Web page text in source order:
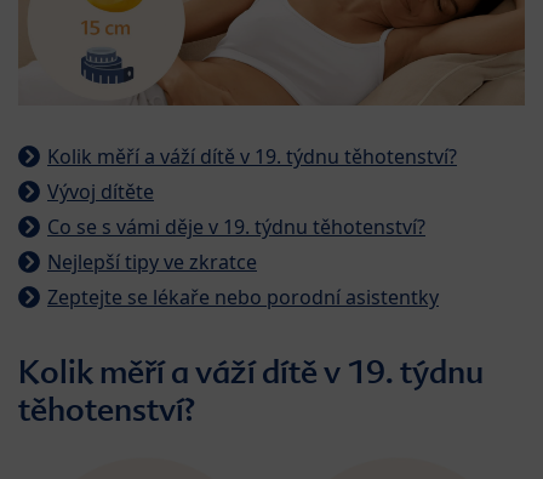
Kolik měří a váží dítě v 19. týdnu těhotenství?
Vývoj dítěte
Co se s vámi děje v 19. týdnu těhotenství?
Nejlepší tipy ve zkratce
Zeptejte se lékaře nebo porodní asistentky
Kolik měří a váží dítě v 19. týdnu
těhotenství?